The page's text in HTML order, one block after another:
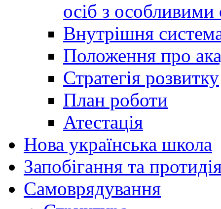
осіб з особливими
Внутрішня
Положення про
Стратегія розвитку
План роботи
Атестація
Нова українська школа
Запобігання та
Cамоврядування